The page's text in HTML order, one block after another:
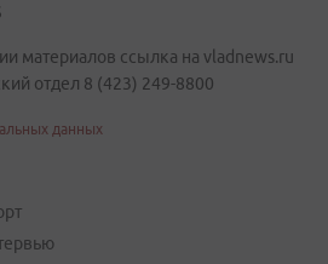
материалов ссылка на vladnews.ru
отдел 8 (423) 249-8800
данных